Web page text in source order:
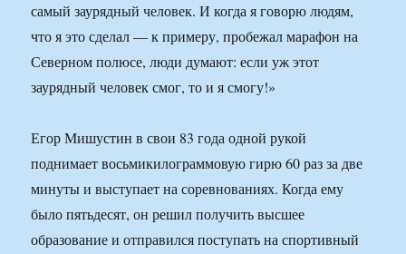
самый заурядный человек. И когда я говорю людям,
что я это сделал — к примеру, пробежал марафон на
Северном полюсе, люди думают: если уж этот
заурядный человек смог, то и я смогу!»
Егор Мишустин в свои 83 года одной рукой
поднимает восьмикилограммовую гирю 60 раз за две
минуты и выступает на соревнованиях. Когда ему
было пятьдесят, он решил получить высшее
образование и отправился поступать на спортивный